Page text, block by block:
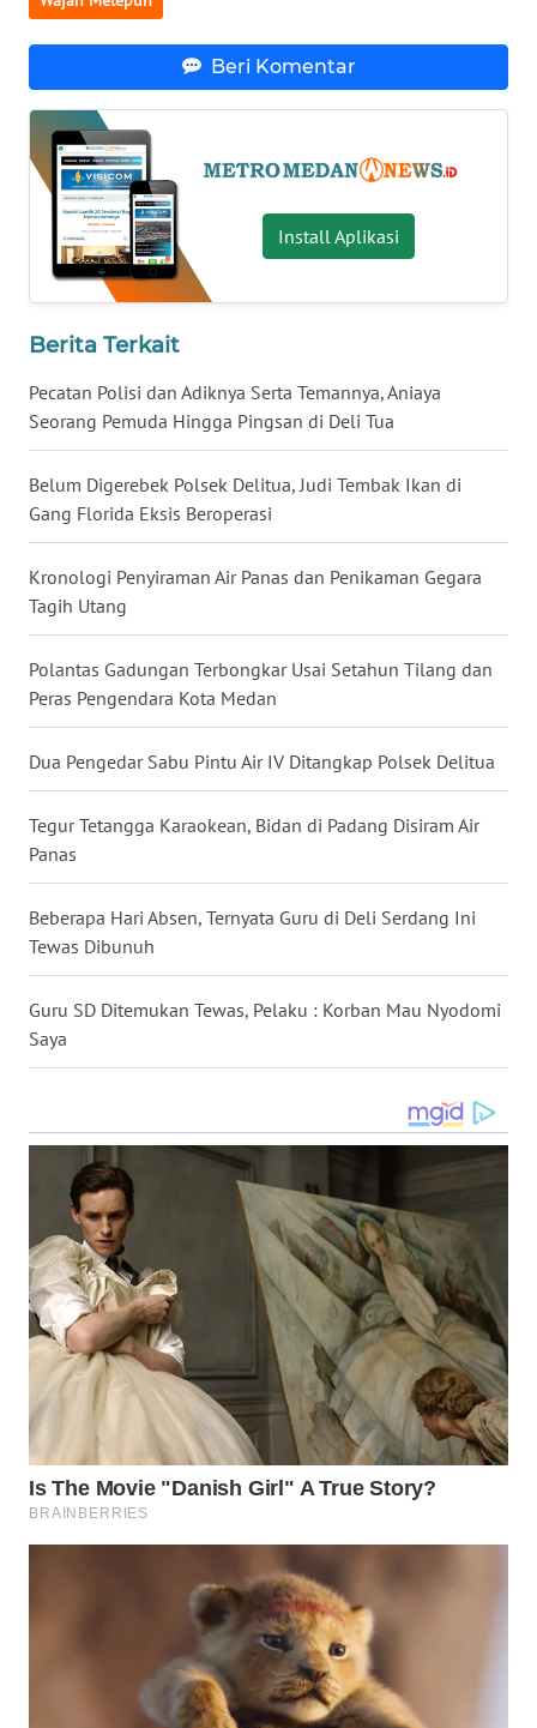
Beri Komentar
Install Aplikasi
Berita Terkait
Pecatan Polisi dan Adiknya Serta Temannya, Aniaya
Seorang Pemuda Hingga Pingsan di Deli Tua
Belum Digerebek Polsek Delitua, Judi Tembak Ikan di
Gang Florida Eksis Beroperasi
Kronologi Penyiraman Air Panas dan Penikaman Gegara
Tagih Utang
Polantas Gadungan Terbongkar Usai Setahun Tilang dan
Peras Pengendara Kota Medan
Dua Pengedar Sabu Pintu Air IV Ditangkap Polsek Delitua
Tegur Tetangga Karaokean, Bidan di Padang Disiram Air
Panas
Beberapa Hari Absen, Ternyata Guru di Deli Serdang Ini
Tewas Dibunuh
Guru SD Ditemukan Tewas, Pelaku : Korban Mau Nyodomi
Saya
MALUKU
MALUT
WN
DAIRI
WN
DANAU
TOBA
NIAS
WN
LANGKAT
WN
SELATAN
TANJUNG
LESUNG
WN
KARO
SIMALUNGUN
WN
LABUHANBATU
WN DELI
SERDANG
WN
TEBING
TINGGI
WN
PAKPAK
WN
KARAWANG